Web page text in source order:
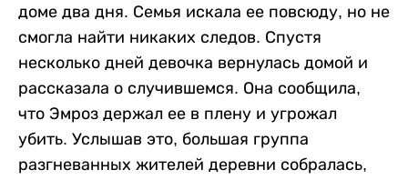
доме два дня. Семья искала ее повсюду, но не
смогла найти никаких следов. Спустя
несколько дней девочка вернулась домой и
рассказала о случившемся. Она сообщила,
что Эмроз держал ее в плену и угрожал
убить. Услышав это, большая группа
разгневанных жителей деревни собралась,